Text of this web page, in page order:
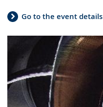
Go to the event details